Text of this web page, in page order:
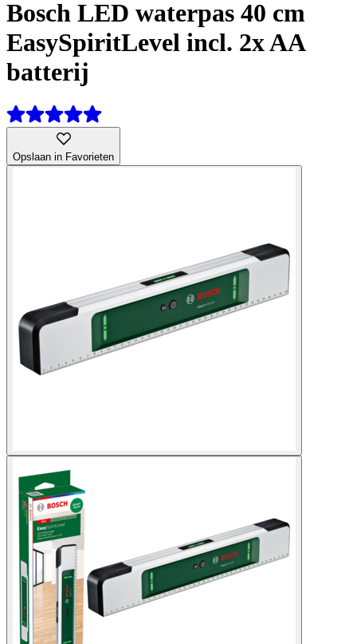
Bosch LED waterpas 40 cm
EasySpiritLevel incl. 2x AA
batterij
Opslaan in Favorieten